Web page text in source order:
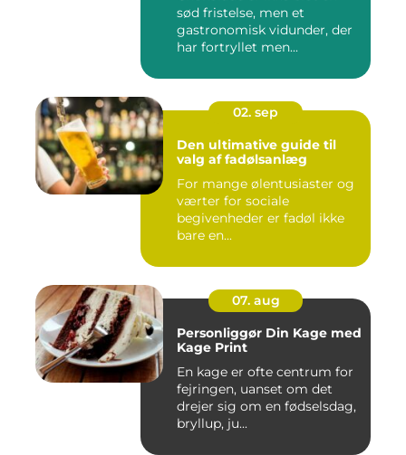
sød fristelse, men et
gastronomisk vidunder, der
har fortryllet men...
02. sep
Den ultimative guide til
valg af fadølsanlæg
For mange ølentusiaster og
værter for sociale
begivenheder er fadøl ikke
bare en...
07. aug
Personliggør Din Kage med
Kage Print
En kage er ofte centrum for
fejringen, uanset om det
drejer sig om en fødselsdag,
bryllup, ju...